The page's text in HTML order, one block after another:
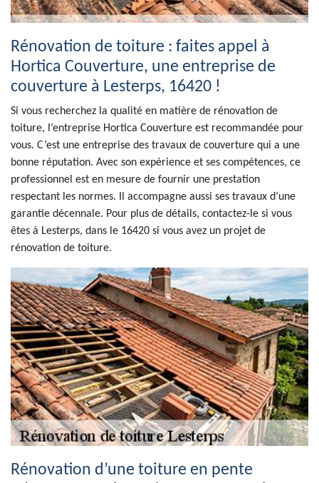
Rénovation de toiture : faites appel à
Hortica Couverture, une entreprise de
couverture à Lesterps, 16420 !
Si vous recherchez la qualité en matière de rénovation de
toiture, l’entreprise Hortica Couverture est recommandée pour
vous. C’est une entreprise des travaux de couverture qui a une
bonne réputation. Avec son expérience et ses compétences, ce
professionnel est en mesure de fournir une prestation
respectant les normes. Il accompagne aussi ses travaux d’une
garantie décennale. Pour plus de détails, contactez-le si vous
êtes à Lesterps, dans le 16420 si vous avez un projet de
rénovation de toiture.
Rénovation d’une toiture en pente